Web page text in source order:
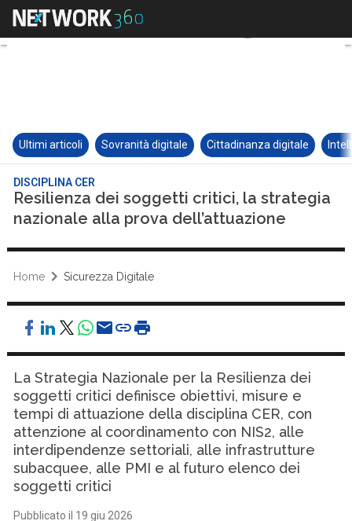
Ultimi articoli Sovranità digitale Cittadinanza digitale
DISCIPLINA CER
Resilienza dei soggetti critici, la strategia
nazionale alla prova dell’attuazione
Home Sicurezza Digitale
La Strategia Nazionale per la Resilienza dei
soggetti critici definisce obiettivi, misure e
tempi di attuazione della disciplina CER, con
attenzione al coordinamento con NIS2, alle
interdipendenze settoriali, alle infrastrutture
subacquee, alle PMI e al futuro elenco dei
soggetti critici
Pubblicato il 19 giu 2026